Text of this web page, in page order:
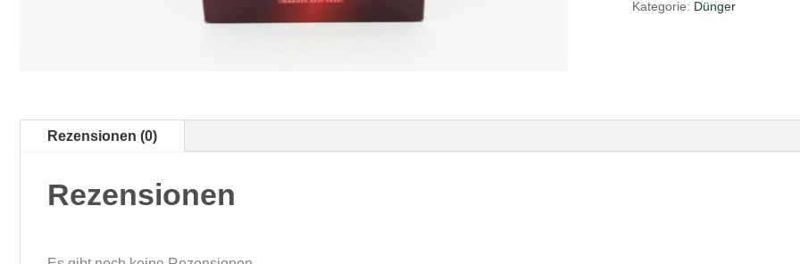
Kategorie: Dünger
Rezensionen (0)
Rezensionen